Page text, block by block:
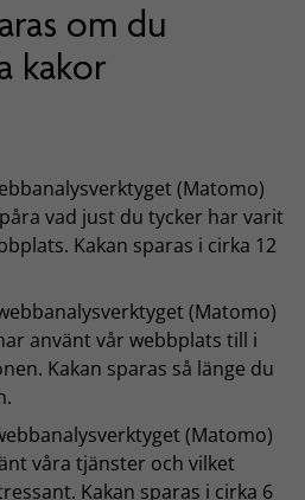
om du
kakor
(Matomo)
vad just du tycker har varit
Kakan sparas i cirka 12
(Matomo)
använt vår webbplats till i
Kakan sparas så länge du
(Matomo)
våra tjänster och vilket
Kakan sparas i cirka 6